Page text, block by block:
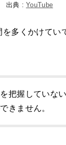
出典 :YouTube
多くかけてい
把握していな
きません。